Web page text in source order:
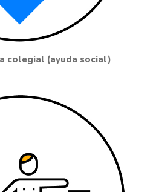
colegial (ayuda social)